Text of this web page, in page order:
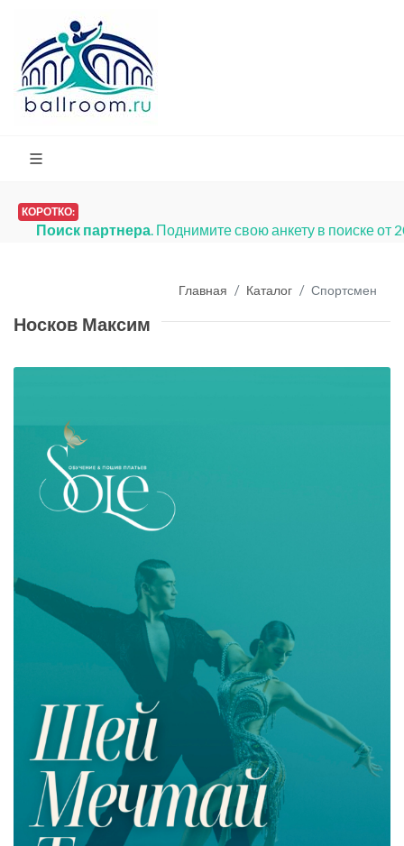
КОРОТКО:
Поиск партнера. Поднимите свою анкету в поиске от
Главная Каталог Спортсмен
Носков Максим